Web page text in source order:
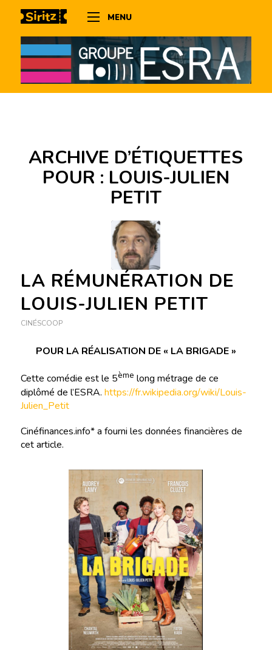
MENU
ARCHIVE D’ÉTIQUETTES
POUR : LOUIS-JULIEN
PETIT
LA RÉMUNÉRATION DE
LOUIS-JULIEN PETIT
CINÉSCOOP
POUR LA RÉALISATION DE « LA BRIGADE »
Cette comédie est le 5ème long métrage de ce
diplômé de l’ESRA. https://fr.wikipedia.org/wiki/Louis-
Julien_Petit
Cinéfinances.info* a fourni les données financières de
cet article.